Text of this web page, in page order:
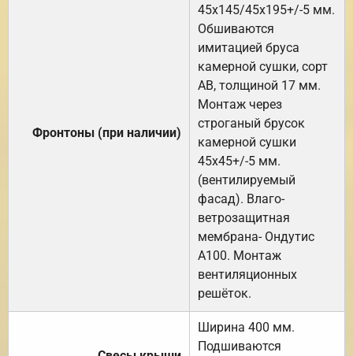
Фронтоны (при наличии)
45х145/45х195+/-5 мм.
Обшиваются
имитацией бруса
камерной сушки, сорт
АВ, толщиной 17 мм.
Монтаж через
строганый брусок
камерной сушки
45х45+/-5 мм.
(вентилируемый
фасад). Влаго-
ветрозащитная
мембрана- Ондутис
А100. Монтаж
вентиляционных
решёток.
Ширина 400 мм.
Подшиваются